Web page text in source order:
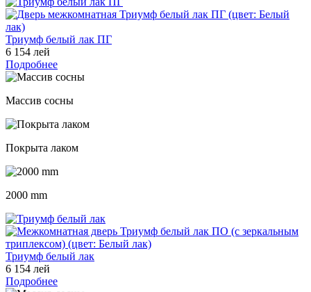
Триумф белый лак ПГ
6 154 лей
Подробнее
Массив сосны
Покрыта лаком
2000 mm
Триумф белый лак
6 154 лей
Подробнее